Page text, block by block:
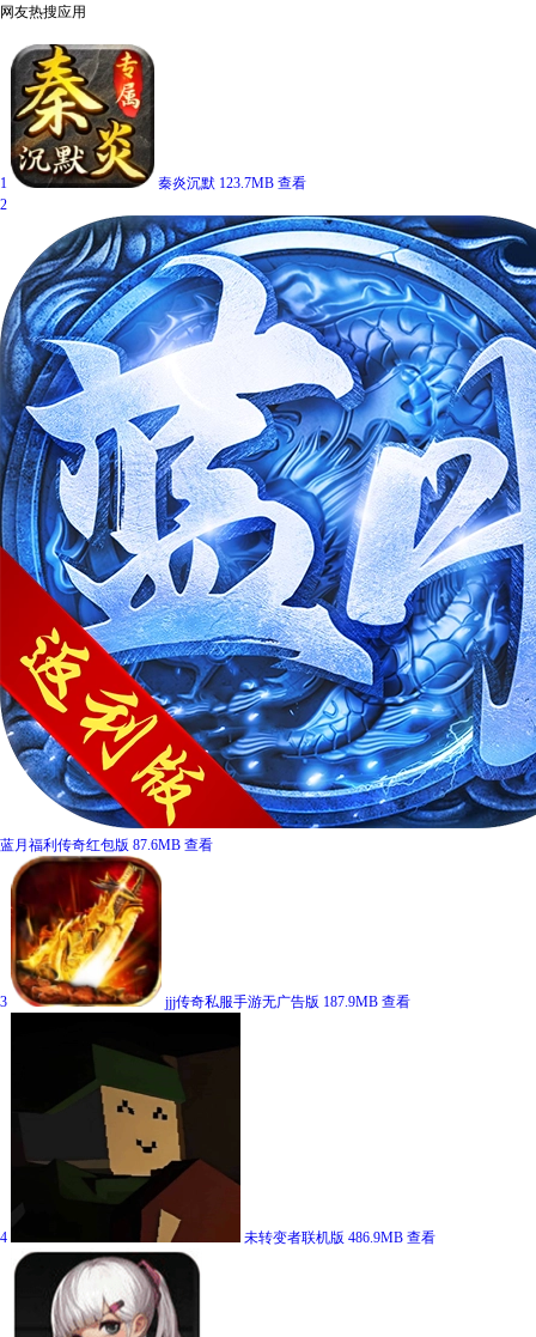
网友热搜应用
1 秦炎沉默 123.7MB 查看
2
蓝月福利传奇红包版 87.6MB 查看
3 jjj传奇私服手游无广告版 187.9MB 查看
4 未转变者联机版 486.9MB 查看